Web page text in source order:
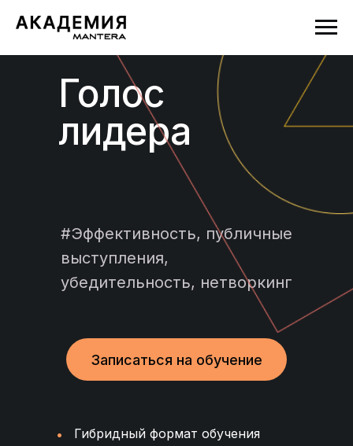
#Эффективность, публичные
выступления,
убедительность, нетворкинг
Голос
лидера
Записаться на обучение
Гибридный формат обучения